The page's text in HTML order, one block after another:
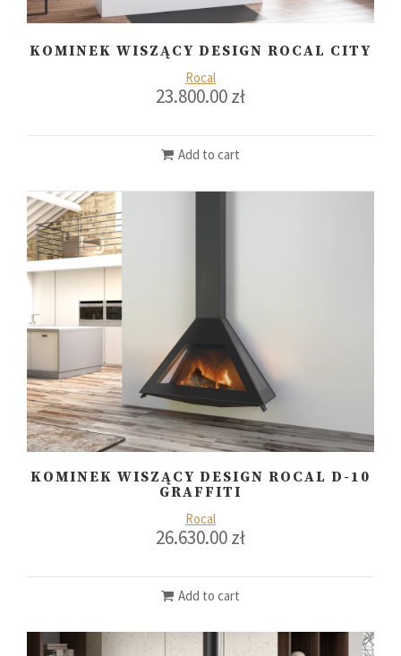
KOMINEK WISZĄCY DESIGN ROCAL CITY
Rocal
23.800.00zł
Add to cart
KOMINEK WISZĄCY DESIGN ROCAL D-10
GRAFFITI
Rocal
26.630.00zł
Add to cart